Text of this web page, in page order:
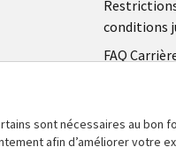
conditions
FAQ
sont nécessaires au bon
afin d’améliorer votre